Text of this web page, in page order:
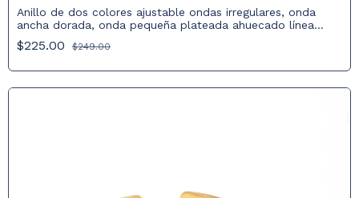
Anillo de dos colores ajustable ondas irregulares, onda
ancha dorada, onda pequeña plateada ahuecado línea
geométrica
$225.00 $249.00